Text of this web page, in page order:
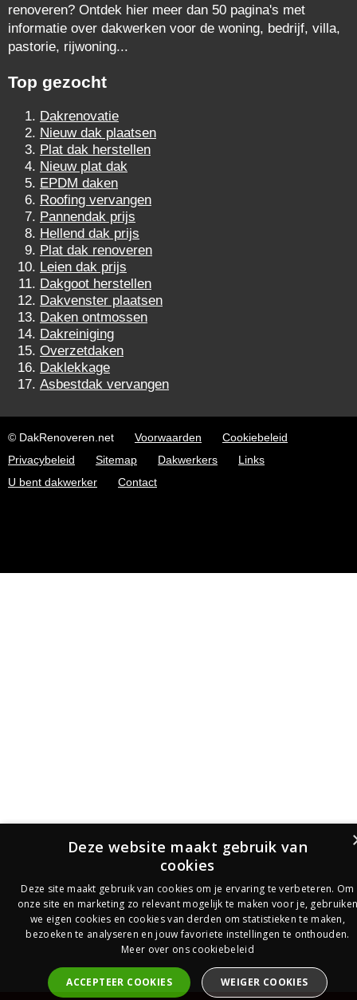
renoveren? Ontdek hier meer dan 50 pagina's met
informatie over dakwerken voor de woning, bedrijf, villa,
pastorie, rijwoning...
Top gezocht
Dakrenovatie
Nieuw dak plaatsen
Plat dak herstellen
Nieuw plat dak
EPDM daken
Roofing vervangen
Pannendak prijs
Hellend dak prijs
Plat dak renoveren
Leien dak prijs
Dakgoot herstellen
Dakvenster plaatsen
Daken ontmossen
Dakreiniging
Overzetdaken
Daklekkage
Asbestdak vervangen
© DakRenoveren.net Voorwaarden
Cookiebeleid
Privacybeleid
Sitemap Dakwerkers
Links
U bent dakwerker
Contact
Deze website maakt gebruik van
cookies
Deze site maakt gebruik van cookies om je ervaring te verbeteren. Om
onze site en marketing zo relevant mogelijk te maken voor je,
we eigen cookies en cookies van derden om statistieken te maken,
bezoeken te analyseren en jouw favoriete instellingen te onthouden.
Meer over ons cookiebeleid
ACCEPTEER COOKIES WEIGER COOKIES